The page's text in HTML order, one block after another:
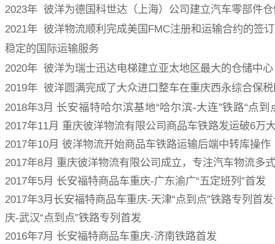
2023年 彼洋为德国科世达（上海）公司建立汽车零部件
2021年 彼洋物流顺利完成美国FMC注册和运输合约的签
稳定的国际运输服务
2020年 彼洋为瑞士迅达电梯建立亚太地区最大的仓储中心
2019年 彼洋圆满完成了大众进口整车在重庆西永综合保
2018年3月 长安福特哈尔滨基地“哈尔滨-大连”铁路“点到
2017年11月 重庆彼洋物流有限公司商品车铁路发运破6万
2017年10月 彼洋物流开始商品车铁路运输后端中转库操作
2017年8月 重庆彼洋物流有限公司成立，专注汽车物流多
2017年5月 长安福特商品车重庆-广东渝广“五定班列”首发
2017年3月长安福特商品车重庆-天津“点到点”铁路专列首
庆-武汉“点到点”铁路专列首发
2016年7月 长安福特商品车重庆-济南铁路首发